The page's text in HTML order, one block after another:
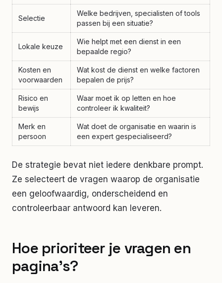
Selectie
Welke bedrijven, specialisten of tools
passen bij een situatie?
Lokale keuze
Wie helpt met een dienst in een
bepaalde regio?
Kosten en
voorwaarden
Wat kost de dienst en welke factoren
bepalen de prijs?
Risico en
bewijs
Waar moet ik op letten en hoe
controleer ik kwaliteit?
Merk en
persoon
Wat doet de organisatie en waarin is
een expert gespecialiseerd?
De strategie bevat niet iedere denkbare prompt.
Ze selecteert de vragen waarop de organisatie
een geloofwaardig, onderscheidend en
controleerbaar antwoord kan leveren.
Hoe prioriteer je vragen en
pagina's?